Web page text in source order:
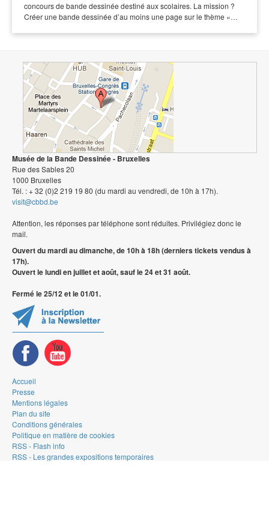
concours de bande dessinée destiné aux scolaires. La mission ?
Créer une bande dessinée d’au moins une page sur le thème «…
Musée de la Bande Dessinée - Bruxelles
Rue des Sables 20
1000 Bruxelles
Tél. : + 32 (0)2 219 19 80 (du mardi au vendredi, de 10h à 17h).
visit@cbbd.be
Attention, les réponses par téléphone sont réduites. Privilégiez donc le
mail.
Ouvert du mardi au dimanche, de 10h à 18h (derniers tickets vendus à
17h).
Ouvert le lundi en juillet et août, sauf le 24 et 31 août.
Fermé le 25/12 et le 01/01.
Accueil
Presse
Mentions légales
Plan du site
Conditions générales
Politique en matière de cookies
RSS - Flash info
RSS - Les grandes expositions temporaires